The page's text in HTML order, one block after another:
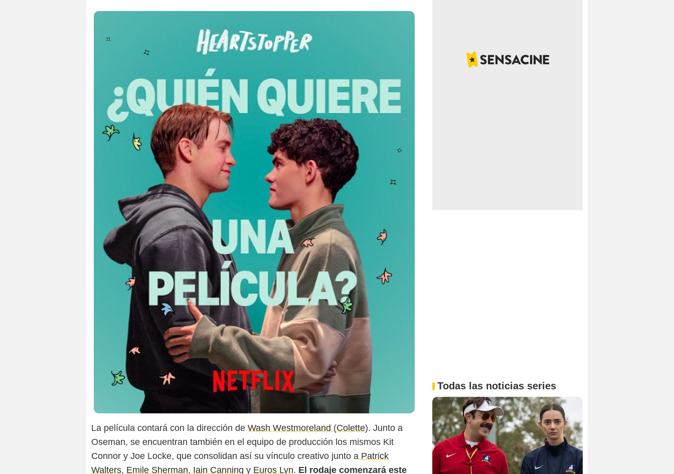
La película contará con la dirección de Wash Westmoreland (Colette). Junto a
Oseman, se encuentran también en el equipo de producción los mismos Kit
Connor y Joe Locke, que consolidan así su vínculo creativo junto a Patrick
Walters, Emile Sherman, Iain Canning y Euros Lyn. El rodaje comenzará este
Todas las noticias series